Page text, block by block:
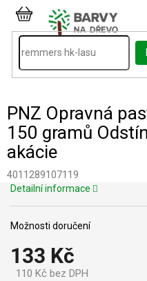
Přejít
obsahNÁKUPNÍ
KOŠÍK
PNZ Opravná
150 gramů
akácie
4011289107119
133 Kč
110 Kč bez DPH
Možnosti doručení
Detailní informace